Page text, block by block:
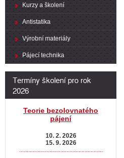
Kurzy a školení
Antistatika
Výrobní materiály
Pájecí technika
Termíny školení pro rok
2026
Teorie bezolovnatého
pájení
10. 2. 2026
15. 9. 2026
.......................................................